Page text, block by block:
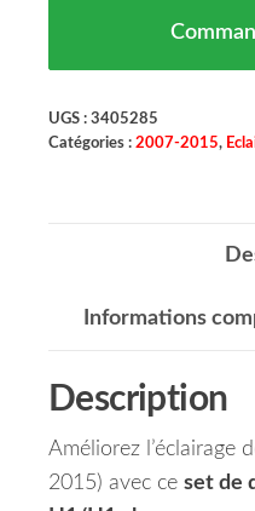
UGS : 3405285
Catégories : 2007-2015,
Informations
Description
Améliorez l’éclairage
2015) avec ce set de